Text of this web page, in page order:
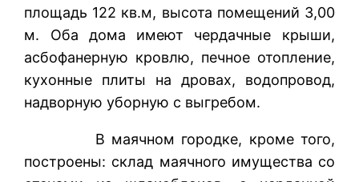
площадь 122 кв.м, высота помещений 3,00
м. Оба дома имеют чердачные крыши,
асбофанерную кровлю, печное отопление,
кухонные плиты на дровах, водопровод,
надворную уборную с выгребом.
В маячном городке, кроме того,
построены: склад маячного имущества со